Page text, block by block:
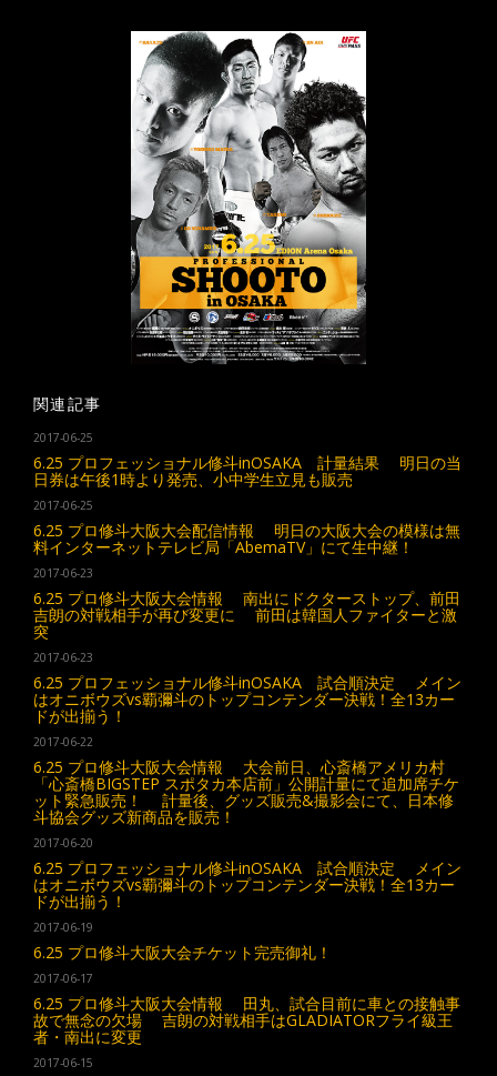
関連記事
2017-06-25
6.25 プロフェッショナル修斗inOSAKA 計量結果 明日の当
日券は午後1時より発売、小中学生立見も販売
2017-06-25
6.25 プロ修斗大阪大会配信情報 明日の大阪大会の模様は無
料インターネットテレビ局「AbemaTV」にて生中継！
2017-06-23
6.25 プロ修斗大阪大会情報 南出にドクターストップ、前田
吉朗の対戦相手が再び変更に 前田は韓国人ファイターと激
突
2017-06-23
6.25 プロフェッショナル修斗inOSAKA 試合順決定 メイン
はオニボウズvs覇彌斗のトップコンテンダー決戦！全13カー
ドが出揃う！
2017-06-22
6.25 プロ修斗大阪大会情報 大会前日、心斎橋アメリカ村
「心斎橋BIGSTEP スポタカ本店前」公開計量にて追加席チケ
ット緊急販売！ 計量後、グッズ販売&撮影会にて、日本修
斗協会グッズ新商品を販売！
2017-06-20
6.25 プロフェッショナル修斗inOSAKA 試合順決定 メイン
はオニボウズvs覇彌斗のトップコンテンダー決戦！全13カー
ドが出揃う！
2017-06-19
6.25 プロ修斗大阪大会チケット完売御礼！
2017-06-17
6.25 プロ修斗大阪大会情報 田丸、試合目前に車との接触事
故で無念の欠場 吉朗の対戦相手はGLADIATORフライ級王
者・南出に変更
2017-06-15